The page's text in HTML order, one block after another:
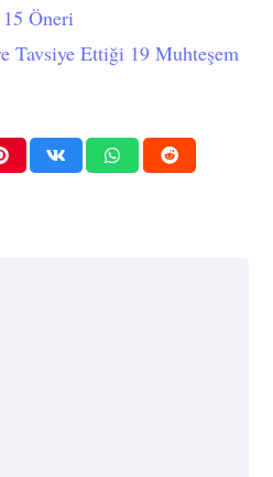
15 Öneri
Tavsiye Ettiği 19 Muhteşem